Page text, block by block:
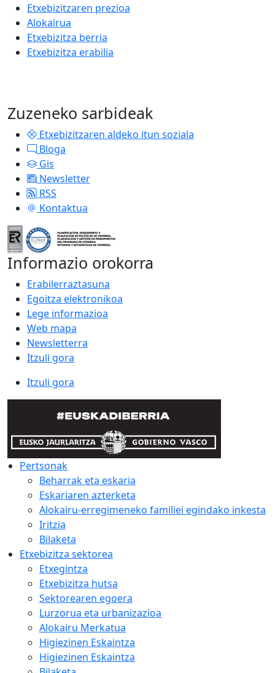
Etxebizitzaren prezioa
Alokairua
Etxebizitza berria
Etxebizitza erabilia
Zuzeneko sarbideak
Etxebizitzaren aldeko itun soziala
Bloga
Gis
Newsletter
RSS
Kontaktua
Informazio orokorra
Erabilerraztasuna
Egoitza elektronikoa
Lege informazioa
Web mapa
Newsletterra
Itzuli gora
Itzuli gora
Pertsonak
Beharrak eta eskaria
Eskariaren azterketa
Alokairu-erregimeneko familiei egindako inkesta
Iritzia
Bilaketa
Etxebizitza sektorea
Etxegintza
Etxebizitza hutsa
Sektorearen egoera
Lurzorua eta urbanizazioa
Alokairu Merkatua
Higiezinen Eskaintza
Higiezinen Eskaintza